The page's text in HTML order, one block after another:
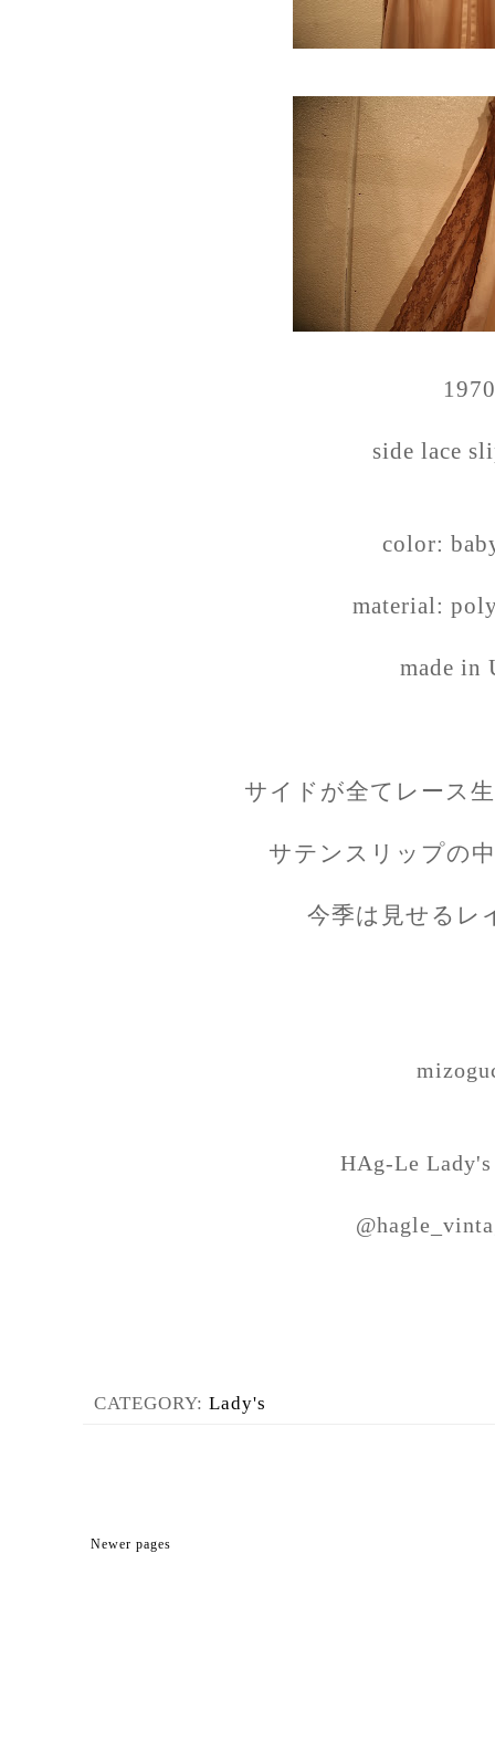
1970
side lace
color:
material:
made in
サイドが全てレース
サテンスリップの
今季は見せるレ
HAg-Le
CATEGORY: Lady's
Newer pages